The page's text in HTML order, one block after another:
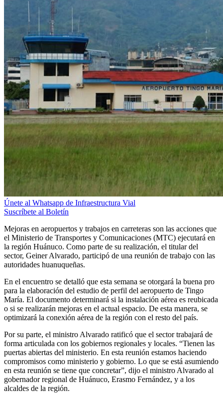
Únete al Whatsapp de Infraestructura Vial
Suscríbete al Boletín
Mejoras en aeropuertos y trabajos en carreteras son las acciones que
el Ministerio de Transportes y Comunicaciones (MTC) ejecutará en
la región Huánuco. Como parte de su realización, el titular del
sector, Geiner Alvarado, participó de una reunión de trabajo con las
autoridades huanuqueñas.
En el encuentro se detalló que esta semana se otorgará la buena pro
para la elaboración del estudio de perfil del aeropuerto de Tingo
María. El documento determinará si la instalación aérea es reubicada
o si se realizarán mejoras en el actual espacio. De esta manera, se
optimizará la conexión aérea de la región con el resto del país.
Por su parte, el ministro Alvarado ratificó que el sector trabajará de
forma articulada con los gobiernos regionales y locales. “Tienen las
puertas abiertas del ministerio. En esta reunión estamos haciendo
compromisos como ministerio y gobierno. Lo que se está asumiendo
en esta reunión se tiene que concretar”, dijo el ministro Alvarado al
gobernador regional de Huánuco, Erasmo Fernández, y a los
alcaldes de la región.